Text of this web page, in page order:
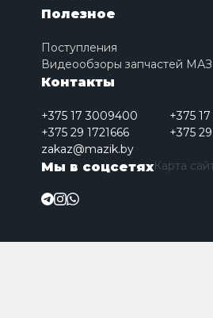
Полезное
Поступления
Видеообзоры запчастей МАЗ
Контакты
+375 17 3009400
+375
+375 29 1721666
+375
zakaz@mazik.by
Мы в соцсетяхКарта